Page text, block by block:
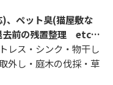
、ペット臭(猫屋敷な
去前の残置整理 etc…
レス・シンク・物干し
外し・庭木の伐採・草